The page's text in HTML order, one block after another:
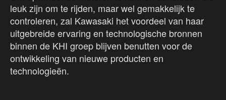
leuk zijn om te rijden, maar wel gemakkelijk te
controleren, zal Kawasaki het voordeel van haar
uitgebreide ervaring en technologische bronnen
binnen de KHI groep blijven benutten voor de
ontwikkeling van nieuwe producten en
technologieën.